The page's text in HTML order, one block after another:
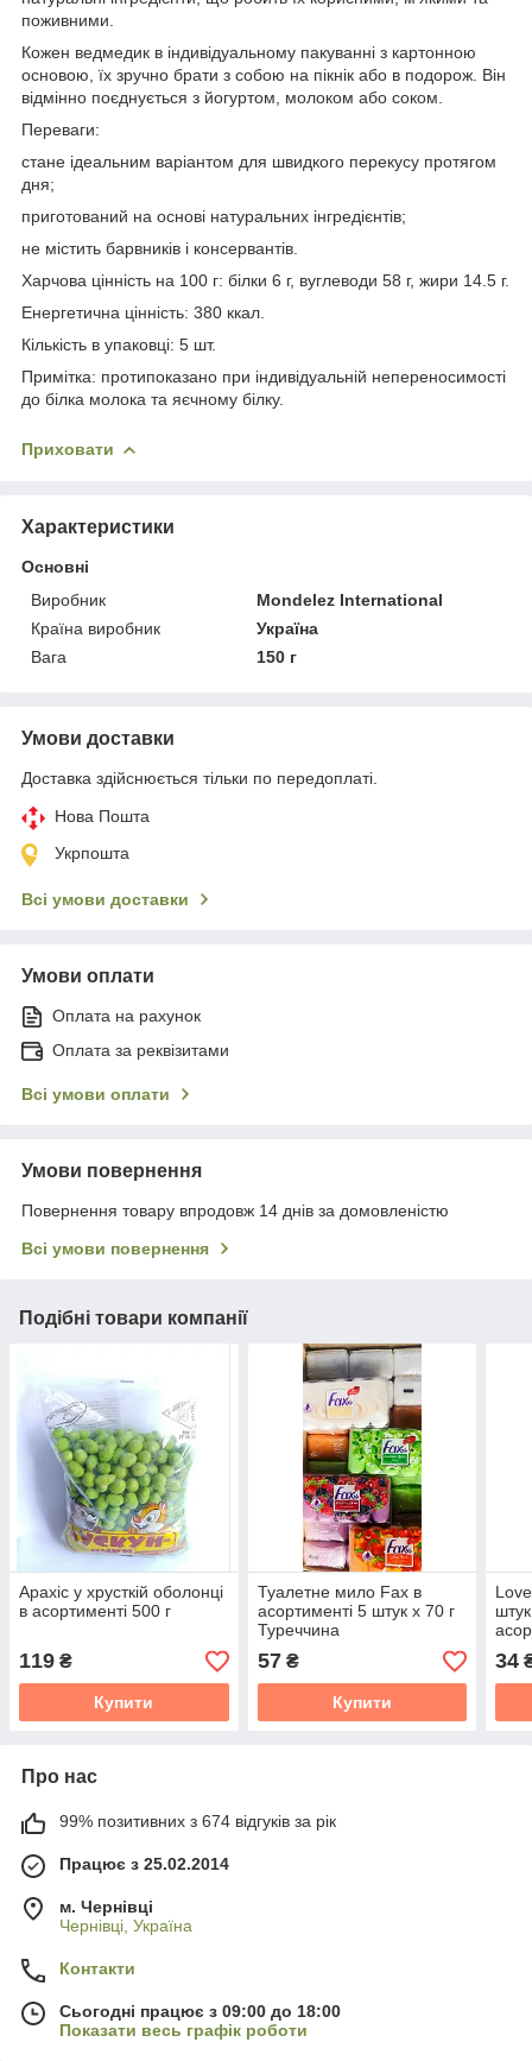
поживними.
Кожен ведмедик в індивідуальному пакуванні з картонною
основою, їх зручно брати з собою на пікнік або в подорож. Він
відмінно поєднується з йогуртом, молоком або соком.
Переваги:
стане ідеальним варіантом для швидкого перекусу протягом
дня;
приготований на основі натуральних інгредієнтів;
не містить барвників і консервантів.
Харчова цінність на 100 г: білки 6 г, вуглеводи 58 г, жири 14.5 г.
Енергетична цінність: 380 ккал.
Кількість в упаковці: 5 шт.
Примітка: протипоказано при індивідуальній непереносимості
до білка молока та яєчному білку.
Приховати
Характеристики
Основні
Виробник
Mondelez International
Країна виробник
Україна
Вага
150 г
Умови доставки
Доставка здійснюється тільки по передоплаті.
Нова Пошта
Укрпошта
Всі умови доставки
Умови оплати
Оплата на рахунок
Оплата за реквізитами
Всі умови оплати
Умови повернення
Повернення товару впродовж 14 днів за домовленістю
Всі умови повернення
Подібні товари компанії
Арахіс у хрусткій оболонці
в асортименті 500 г
119 ₴
Купити
Туалетне мило Fax в
асортименті 5 штук x 70 г
Туреччина
57₴
Купити
34
Про нас
99% позитивних з 674 відгуків за рік
Працює з 25.02.2014
м. Чернівці
Чернівці, Україна
Контакти
Сьогодні працює з 09:00 до 18:00
Показати весь графік роботи